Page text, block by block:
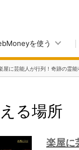
を使う
屋に芸能人が行列！奇跡の霊
る場所
楽屋に